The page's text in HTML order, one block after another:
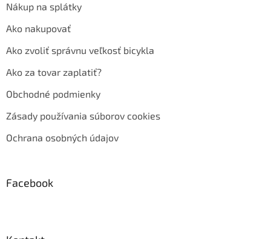
Nákup na splátky
Ako nakupovať
Ako zvoliť správnu veľkosť bicykla
Ako za tovar zaplatiť?
Obchodné podmienky
Zásady používania súborov cookies
Ochrana osobných údajov
Facebook